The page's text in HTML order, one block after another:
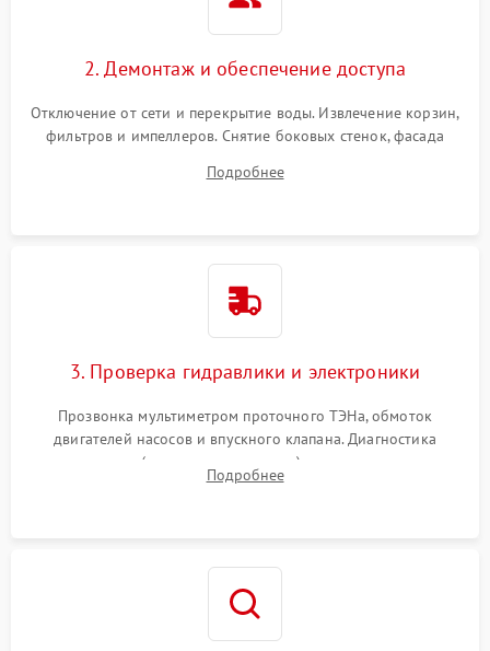
2. Демонтаж и обеспечение доступа
Отключение от сети и перекрытие воды. Извлечение корзин,
фильтров и импеллеров. Снятие боковых стенок, фасада
циркуляционному насосу, ТЭНу и сливной помпе.
Подробнее
3. Проверка гидравлики и электроники
Прозвонка мультиметром проточного ТЭНа, обмоток
двигателей насосов и впускного клапана. Диагностика
прессостата (датчика уровня воды), датчика мутности,
концевика дверцы и электронного модуля управления.
Подробнее